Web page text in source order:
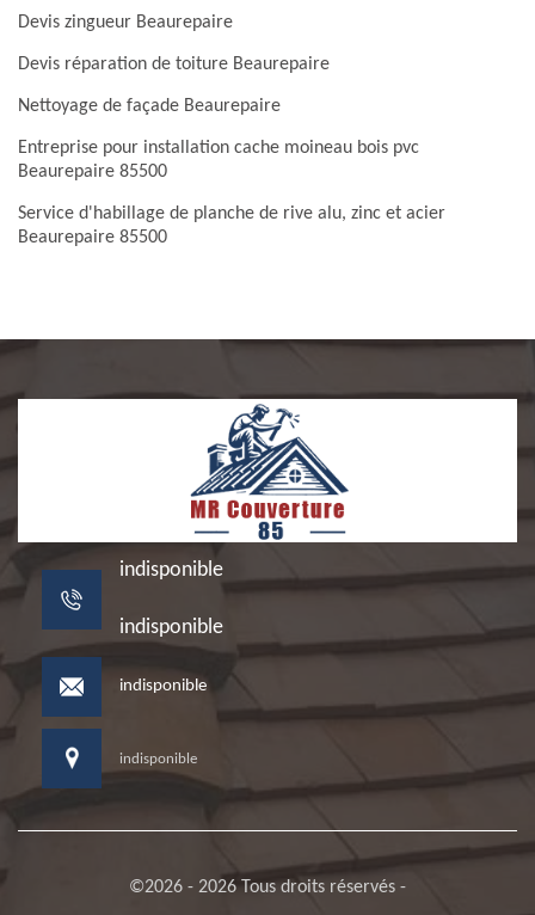
Devis zingueur Beaurepaire
Devis réparation de toiture Beaurepaire
Nettoyage de façade Beaurepaire
Entreprise pour installation cache moineau bois pvc
Beaurepaire 85500
Service d'habillage de planche de rive alu, zinc et acier
Beaurepaire 85500
indisponible
indisponible
indisponible
indisponible
©2026 - 2026 Tous droits réservés -